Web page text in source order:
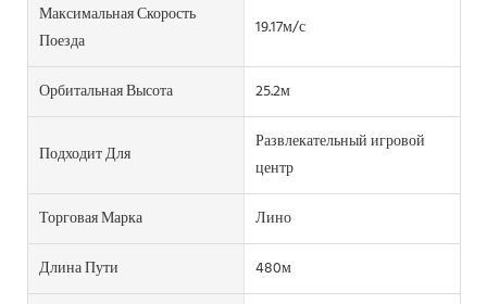
Максимальная Скорость
Поезда
19.17м/с
Орбитальная Высота 25.2м
Подходит Для
Развлекательный игровой
центр
Торговая Марка
Лино
Длина Пути
480м